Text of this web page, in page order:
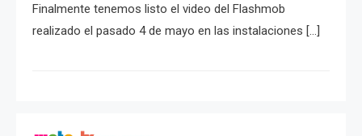
Finalmente tenemos listo el video del Flashmob
realizado el pasado 4 de mayo en las instalaciones […]